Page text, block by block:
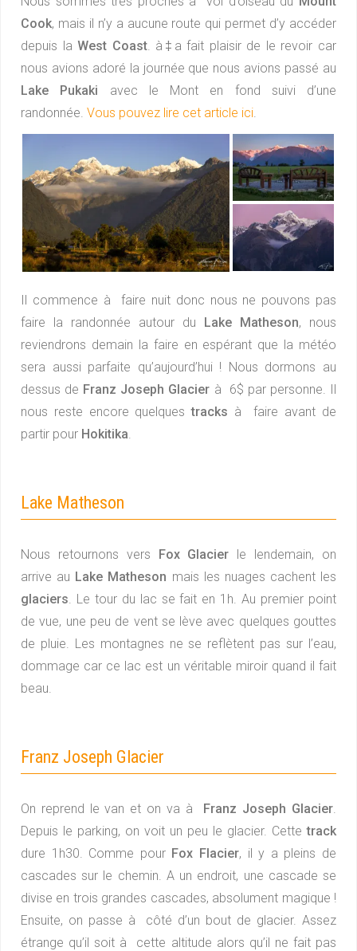
Cook, mais il n’y a aucune route qui permet d’y accéder
depuis laWest Coast. à‡a fait plaisir de le revoir car
nous avions adoré la journée que nous avions passé au
Lake Pukaki avec le Mont en fond suivi d’une
randonnée. Vous pouvez lire cet article ici.
Il commence à faire nuit donc nous ne pouvons pas
faire la randonnée autour du Lake Matheson, nous
reviendrons demain la faire en espérant que la météo
sera aussi parfaite qu’aujourd’hui ! Nous dormons au
dessus de Franz Joseph Glacier à 6$ par personne. Il
nous reste encore quelquestracks à faire avant de
partir pour Hokitika.
Lake Matheson
Nous retournons vers Fox Glacier le lendemain, on
arrive au Lake Matheson mais les nuages cachent les
glaciers. Le tour du lac se fait en 1h. Au premier point
de vue, une peu de vent se lève avec quelques gouttes
de pluie. Les montagnes ne se reflètent pas sur l’eau,
dommage car ce lac est un véritable miroir quand il fait
beau.
Franz Joseph Glacier
On reprend le van et on va à Franz Joseph Glacier.
Depuis le parking, on voit un peu le glacier. Cettetrack
dure 1h30. Comme pour Fox Flacier, il y a pleins de
cascades sur le chemin. A un endroit, une cascade se
divise en trois grandes cascades, absolument magique !
Ensuite, on passe à côté d’un bout de glacier. Assez
étrange qu’il soit à cette altitude alors qu’il ne fait pas